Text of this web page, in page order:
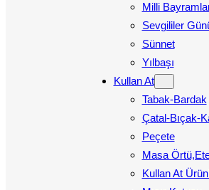
Milli
Sevgililer
Sünnet
Yılbaşı
Kullan At
Tabak-Bardak
Çatal-Bıçak-
Peçete
Masa
Kullan At